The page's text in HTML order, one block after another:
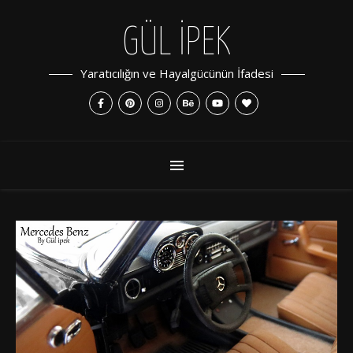
GÜL İPEK
Yaratıcılığın ve Hayalgücünün İfadesi